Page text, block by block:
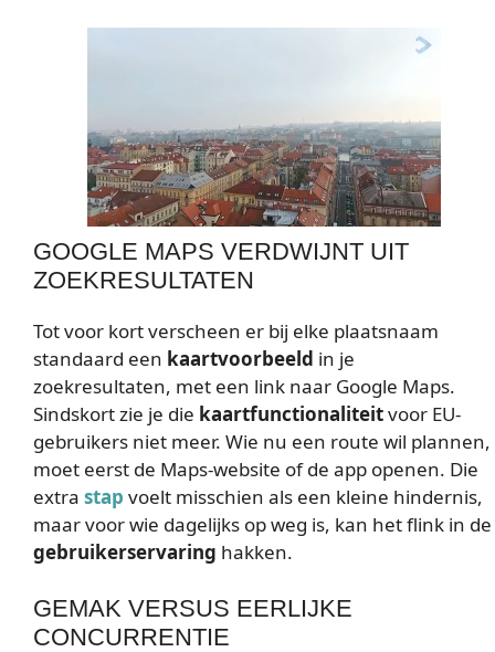
GOOGLE MAPS VERDWIJNT UIT
ZOEKRESULTATEN
Tot voor kort verscheen er bij elke plaatsnaam
standaard een kaartvoorbeeld in je
zoekresultaten, met een link naar Google Maps.
Sindskort zie je die kaartfunctionaliteitvoor EU-
gebruikers niet meer. Wie nu een route wil plannen,
moet eerst de Maps-website of de app openen. Die
extra stap voelt misschien als een kleine hindernis,
maar voor wie dagelijks op weg is, kan het flink in de
gebruikerservaring hakken.
GEMAK VERSUS EERLIJKE
CONCURRENTIE